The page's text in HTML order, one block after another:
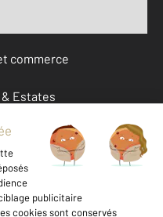
commerce
Estates